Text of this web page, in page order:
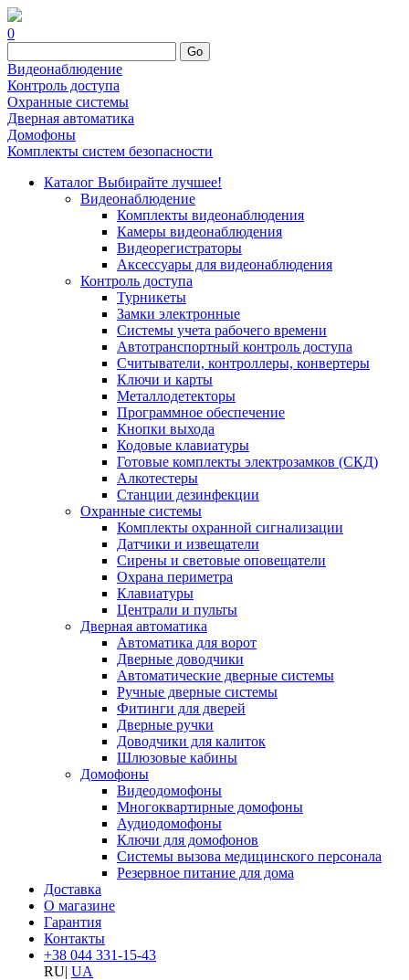
0
Go
Видеонаблюдение
Контроль доступа
Охранные системы
Дверная автоматика
Домофоны
Комплекты систем безопасности
Каталог Выбирайте лучшее!
Видеонаблюдение
Комплекты видеонаблюдения
Камеры видеонаблюдения
Видеорегистраторы
Аксессуары для видеонаблюдения
Контроль доступа
Турникеты
Замки электронные
Системы учета рабочего времени
Автотранспортный контроль доступа
Считыватели, контроллеры, конвертеры
Ключи и карты
Металлодетекторы
Программное обеспечение
Кнопки выхода
Кодовые клавиатуры
Готовые комплекты электрозамков (СКД)
Алкотестеры
Станции дезинфекции
Охранные системы
Комплекты охранной сигнализации
Датчики и извещатели
Сирены и световые оповещатели
Охрана периметра
Клавиатуры
Централи и пульты
Дверная автоматика
Автоматика для ворот
Дверные доводчики
Автоматические дверные системы
Ручные дверные системы
Фитинги для дверей
Дверные ручки
Доводчики для калиток
Шлюзовые кабины
Домофоны
Видеодомофоны
Многоквартирные домофоны
Аудиодомофоны
Ключи для домофонов
Системы вызова медицинского персонала
Резервное питание для дома
Доставка
О магазине
Гарантия
Контакты
+38 044 331-15-43
RU| UA